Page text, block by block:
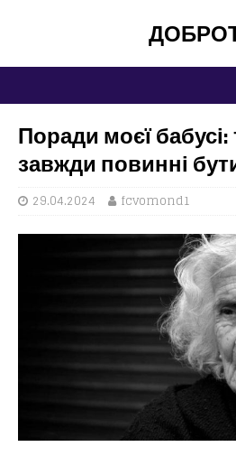
Поради моєї бабусі:
завжди повинні
29.04.2024 fcvomond1